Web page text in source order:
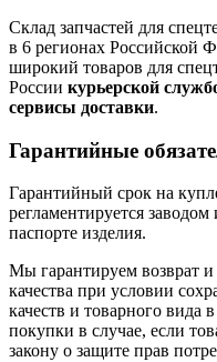
Склад запчастей для
в 6 регионах Российской
широкий товаров для
России курьерской
сервисы доставки.
Гарантийные
Гарантийный срок на
регламентируется
паспорте изделия.
Мы гарантируем возврат
качества при условии
качеств и товарного вида
покупки в случае, если
закону о защите прав